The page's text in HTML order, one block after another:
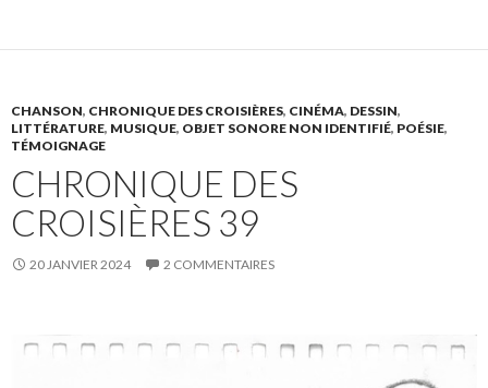
CHANSON, CHRONIQUE DES CROISIÈRES, CINÉMA, DESSIN,
LITTÉRATURE, MUSIQUE, OBJET SONORE NON IDENTIFIÉ, POÉSIE,
TÉMOIGNAGE
CHRONIQUE DES
CROISIÈRES 39
20 JANVIER 2024 2 COMMENTAIRES